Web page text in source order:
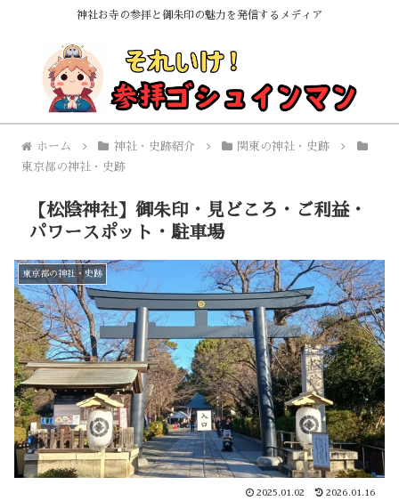
神社お寺の参拝と御朱印の魅力を発信するメディア
ホーム 神社・史跡紹介
関東の神社・史跡
東京都の神社・史跡
【松陰神社】御朱印・見どころ・ご利益・
パワースポット・駐車場
東京都の神社・史跡
2025.01.02 2026.01.16